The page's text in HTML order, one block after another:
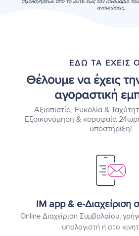
αξιολογήσεων από το 2016 έως τον Ιανουάριο
ανανεώσεις.
ΕΔΩ ΤΑ ΕΧΕΙΣ
Θέλουμε να έχεις
αγοραστική
Αξιοπιστία, Ευκολία &
Εξοικονόμηση & κορυφαία
υποστήριξη!
IM app & e-Διαχείριση
Online Διαχείριση Συμβολαίου,
υπολογιστή ή στο